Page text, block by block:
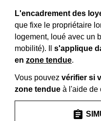
L'encadrement des
que fixe le propriétaire
logement, loué avec un
mobilité). Il s'applique
en zone tendue.
Vous pouvez vérifier si
zone tendue à l'aide de
assignment